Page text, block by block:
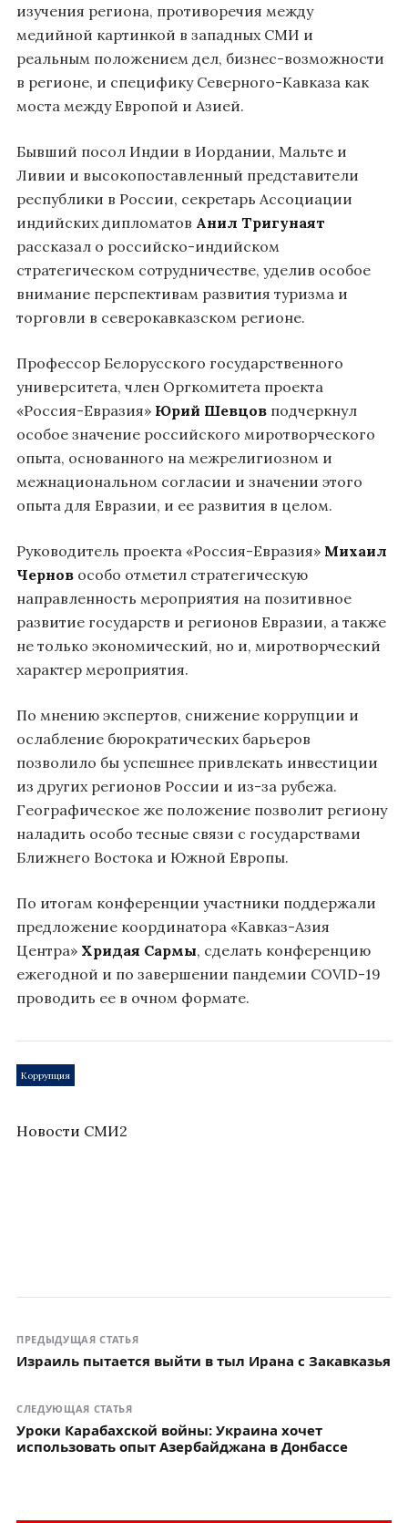
изучения региона, противоречия между
медийной картинкой в западных СМИ и
реальным положением дел, бизнес-возможности
в регионе, и специфику Северного-Кавказа как
моста между Европой и Азией.
Бывший посол Индии в Иордании, Мальте и
Ливии и высокопоставленный представители
республики в России, секретарь Ассоциации
индийских дипломатов Анил Тригунаят
рассказал о российско-индийском
стратегическом сотрудничестве, уделив особое
внимание перспективам развития туризма и
торговли в северокавказском регионе.
Профессор Белорусского государственного
университета, член Оргкомитета проекта
«Россия-Евразия» Юрий Шевцов подчеркнул
особое значение российского миротворческого
опыта, основанного на межрелигиозном и
межнациональном согласии и значении этого
опыта для Евразии, и ее развития в целом.
Руководитель проекта «Россия-Евразия» Михаил
Чернов особо отметил стратегическую
направленность мероприятия на позитивное
развитие государств и регионов Евразии, а также
не только экономический, но и, миротворческий
характер мероприятия.
По мнению экспертов, снижение коррупции и
ослабление бюрократических барьеров
позволило бы успешнее привлекать инвестиции
из других регионов России и из-за рубежа.
Географическое же положение позволит региону
наладить особо тесные связи с государствами
Ближнего Востока и Южной Европы.
По итогам конференции участники поддержали
предложение координатора «Кавказ-Азия
Центра» Хридая Сармы, сделать конференцию
ежегодной и по завершении пандемии COVID-19
проводить ее в очном формате.
Коррупция
Новости СМИ2
ПРЕДЫДУЩАЯ СТАТЬЯ
Израиль пытается выйти в тыл Ирана с Закавказья
СЛЕДУЮЩАЯ СТАТЬЯ
Уроки Карабахской войны: Украина хочет
использовать опыт Азербайджана в Донбассе